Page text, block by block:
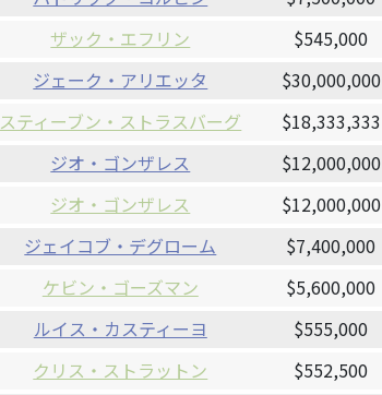
ザック・エフリン
$545,000
ジェーク・アリエッタ
$30,000,000
スティーブン・ストラスバーグ
$18,333,333
ジオ・ゴンザレス
$12,000,000
ジオ・ゴンザレス
$12,000,000
ジェイコブ・デグローム
$7,400,000
ケビン・ゴーズマン
$5,600,000
ルイス・カスティーヨ
$555,000
クリス・ストラットン
$552,500